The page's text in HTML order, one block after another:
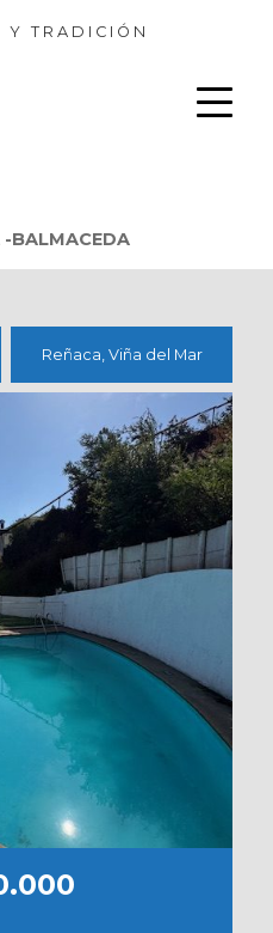
Y TRADICIÓN
-BALMACEDA
Reñaca, Viña del Mar